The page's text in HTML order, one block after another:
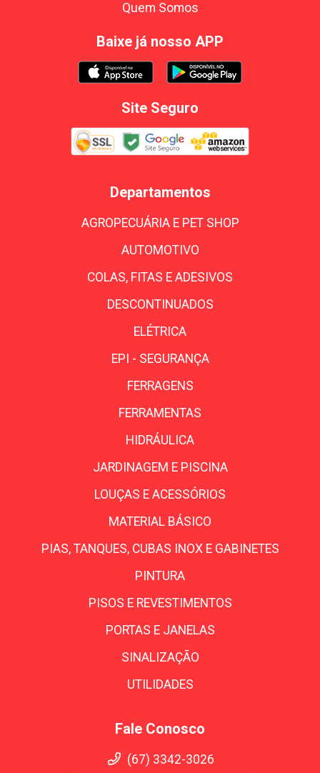
Quem Somos
Baixe já nosso APP
Site Seguro
Departamentos
AGROPECUÁRIA E PET SHOP
AUTOMOTIVO
COLAS, FITAS E ADESIVOS
DESCONTINUADOS
ELÉTRICA
EPI - SEGURANÇA
FERRAGENS
FERRAMENTAS
HIDRÁULICA
JARDINAGEM E PISCINA
LOUÇAS E ACESSÓRIOS
MATERIAL BÁSICO
PIAS, TANQUES, CUBAS INOX E GABINETES
PINTURA
PISOS E REVESTIMENTOS
PORTAS E JANELAS
SINALIZAÇÃO
UTILIDADES
Fale Conosco
(67) 3342-3026